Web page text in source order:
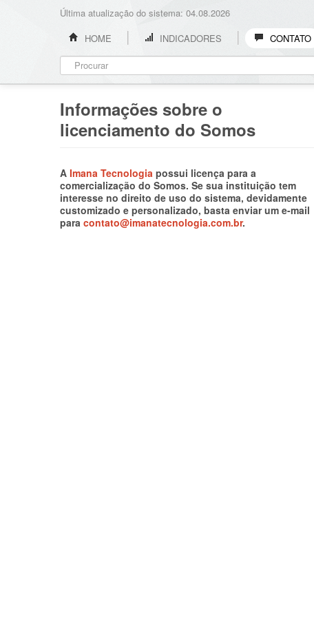
Última atualização do sistema: 04.08.2026
HOME
INDICADORES CONTATO
Informações sobre o
licenciamento do Somos
A Imana Tecnologia possui licença para a
comercialização do Somos. Se sua instituição tem
interesse no direito de uso do sistema, devidamente
customizado e personalizado, basta enviar um e-mail
para contato@imanatecnologia.com.br.